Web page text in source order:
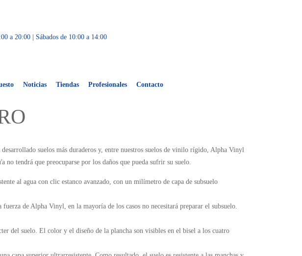
a 20:00 | Sábados de 10:00 a 14:00
Noticias Tiendas Profesionales Contacto
desarrollado suelos más duraderos y, entre nuestros suelos de vinilo rígido, Alpha Vinyl
no tendrá que preocuparse por los daños que pueda sufrir su suelo.
al agua con clic estanco avanzado, con un milímetro de capa de subsuelo
de Alpha Vinyl, en la mayoría de los casos no necesitará preparar el subsuelo.
del suelo. El color y el diseño de la plancha son visibles en el bisel a los cuatro